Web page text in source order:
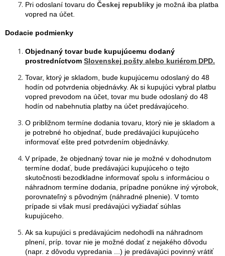
Pri odoslaní tovaru do Českej republiky je možná iba platba
vopred na účet.
Dodacie podmienky
Objednaný tovar bude kupujúcemu dodaný
prostredníctvom Slovenskej pošty alebo kuriérom DPD.
Tovar, ktorý je skladom, bude kupujúcemu odoslaný do 48
hodín od potvrdenia objednávky. Ak si kupujúci vybral platbu
vopred prevodom na účet, tovar mu bude odoslaný do 48
hodín od nabehnutia platby na účet predávajúceho.
O približnom termíne dodania tovaru, ktorý nie je skladom a
je potrebné ho objednať, bude predávajúci kupujúceho
informovať ešte pred potvrdením objednávky.
V prípade, že objednaný tovar nie je možné v dohodnutom
termíne dodať, bude predávajúci kupujúceho o tejto
skutočnosti bezodkladne informovať spolu s informáciou o
náhradnom termíne dodania, prípadne ponúkne iný výrobok,
porovnateľný s pôvodným (náhradné plnenie). V tomto
prípade si však musí predávajúci vyžiadať súhlas
kupujúceho.
Ak sa kupujúci s predávajúcim nedohodli na náhradnom
plnení, príp. tovar nie je možné dodať z nejakého dôvodu
(napr. z dôvodu vypredania ...) je predávajúci povinný vrátiť